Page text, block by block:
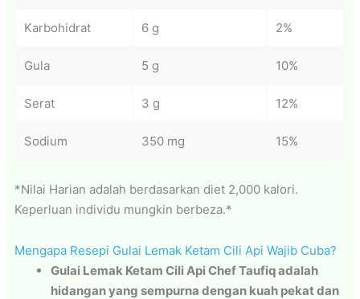
Karbohidrat 6 g 2%
Gula 5 g 10%
Serat 3 g 12%
Sodium 350 mg 15%
*Nilai Harian adalah berdasarkan diet 2,000 kalori.
Keperluan individu mungkin berbeza.*
Mengapa Resepi Gulai Lemak Ketam Cili Api Wajib Cuba?
Gulai Lemak Ketam Cili Api Chef Taufiq adalah
hidangan yang sempurna dengan kuah pekat dan